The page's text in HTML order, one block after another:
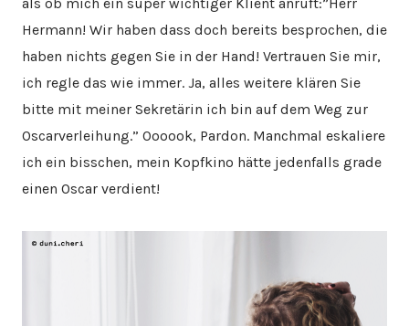
Hermann! Wir haben dass doch bereits besprochen, die
haben nichts gegen Sie in der Hand! Vertrauen Sie mir,
ich regle das wie immer. Ja, alles weitere klären Sie
bitte mit meiner Sekretärin ich bin auf dem Weg zur
Oscarverleihung.” Oooook, Pardon. Manchmal eskaliere
ich ein bisschen, mein Kopfkino hätte jedenfalls grade
einen Oscar verdient!